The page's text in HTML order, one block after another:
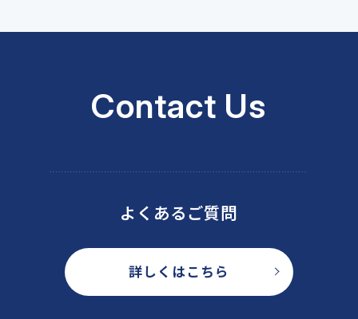
Contact Us
よくあるご質問
詳しくはこちら